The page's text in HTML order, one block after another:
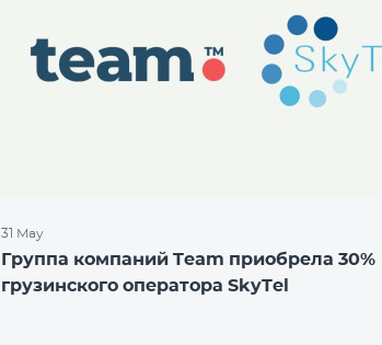
31 May
Группа компаний Team приобрела 30%
грузинского оператора SkyTel